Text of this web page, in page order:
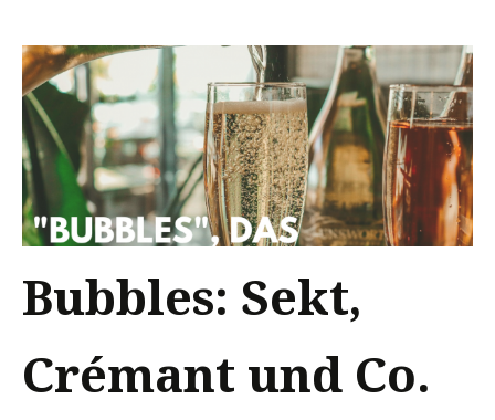
Bubbles: Sekt,
Crémant und Co.